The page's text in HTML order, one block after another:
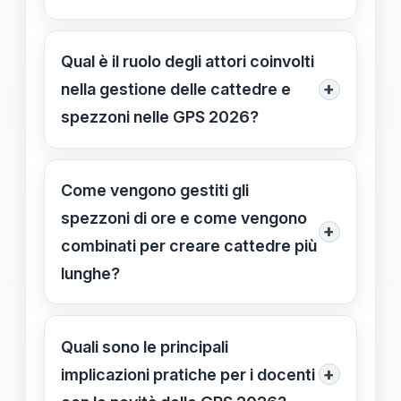
continui per una distribuzione
efficace.
Si prevedono aggregazioni
strategiche di cattedre coinvolgendo
più scuole e zone, oltre a tecnologie
avanzate di assegnazione
l’impiego delle risorse disponibili.
Qual è il ruolo degli attori coinvolti
nella gestione delle cattedre e
spezzoni nelle GPS 2026?
+
Oltre ai dirigenti scolastici, sono
coinvolti gli ambiti territoriali e le
istituzioni scolastiche, che
collaborano attivamente per
pianificare e comunicare le
Come vengono gestiti gli
spezzoni di ore e come vengono
combinati per creare cattedre più
lunghe?
+
Gli spezzoni, generalmente non oltre
6 ore, vengono comunicati in anticipo
e aggregati per formare cattedre più
estese, anche coinvolgendo più
Quali sono le principali
implicazioni pratiche per i docenti +